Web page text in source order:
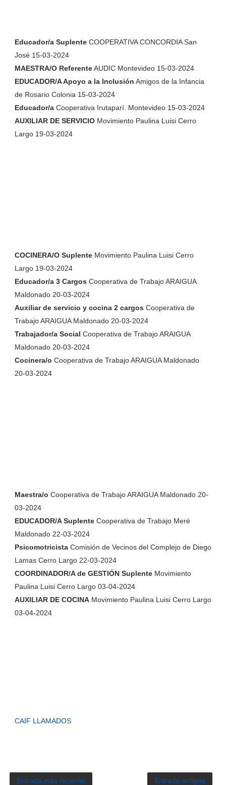
Educador/a SuplenteCOOPERATIVA CONCORDIA San
José 15-03-2024
MAESTRA/O ReferenteAUDIC Montevideo 15-03-2024
EDUCADOR/A Apoyo a la Inclusión Amigos de la Infancia
de Rosario Colonia 15-03-2024
Educador/aCooperativa Irutaparí. Montevideo 15-03-2024
AUXILIAR DE SERVICIOMovimiento Paulina Luisi Cerro
Largo 19-03-2024
COCINERA/O SuplenteMovimiento Paulina Luisi Cerro
Largo 19-03-2024
Educador/a 3 Cargos Cooperativa de Trabajo ARAIGUA
Maldonado 20-03-2024
Auxiliar de servicio y cocina 2 cargos Cooperativa de
Trabajo ARAIGUA Maldonado 20-03-2024
Trabajador/a Social Cooperativa de Trabajo ARAIGUA
Maldonado 20-03-2024
Cocinera/o Cooperativa de Trabajo ARAIGUA Maldonado
20-03-2024
Maestra/o Cooperativa de Trabajo ARAIGUA Maldonado 20-
03-2024
EDUCADOR/A SuplenteCooperativa de Trabajo Meré
Maldonado 22-03-2024
Psicomotricista Comisión de Vecinos del Complejo de Diego
Lamas Cerro Largo 22-03-2024
COORDINADOR/A de GESTIÓN SuplenteMovimiento
Paulina Luisi Cerro Largo 03-04-2024
AUXILIAR DE COCINAMovimiento Paulina Luisi Cerro Largo
03-04-2024
CAIF LLAMADOS
Entrada más reciente Entrada antigua